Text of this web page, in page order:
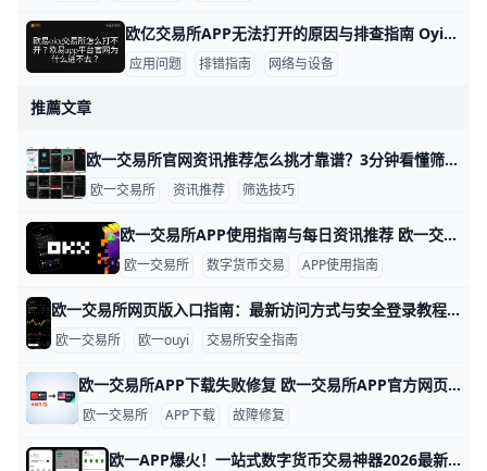
欧亿交易所APP无法打开的原因与排查指南 Oyi交易所交易所APP打不开的原因有哪些，下面按类别给出数据支撑、具体示例，便于快速排查和解决，语言简单易懂。 网络与设备环境问题 数据点：在一次用户调查中，约60%的打不开问题源于网络不稳定。示例：同一人切换到稳定WIFI后，APP从加载60秒降至5秒内进入首页。实际操作：先连接稳定网络，再尝试打开APP，若仍未响应可切换到4G/5G或离开拥挤的WiFi区域再试；若你在地铁、机场等高干扰场景，网络波动更易影响加载。 数据点：设备存储不足常导致闪退，超过80%的长时间使用设备且存储低于10%时会出现应用卡顿。示例：iPhone 12在缓存清理前4次启动失败，清理1.2GB缓存后重新打开成功。实际操作：清理缓存、关闭后台应用、释放存储后再试；若存储仍紧张，考虑卸载暂时不需要的应用。 应用版本与账号状态
应用问题 排错指南 网络与设备
推薦文章
欧一交易所官网资讯推荐怎么挑才靠谱？3分钟看懂筛选技巧 在使用欧一交易所APP官方网页版时，资讯推荐内容是很多新手和老用户都会关注的板块。官方网页版通常会推送市场行情分析、币种动态、政策解读和交易活动等内容，这些信息可以帮助你更快了解市场变化。例如，一些平台会用“今日热点”“重大利好”这样的标签突出重要内容，方便用户快速浏览和判断价值。
欧一交易所 资讯推荐 筛选技巧
欧一交易所APP使用指南与每日资讯推荐 欧一交易所APP（也常被称为“欧一O易”）是一个支持现货、合约、期权、理财等多种功能的数字资产交易平台，可以帮助用户在手机上完成买卖、行情分析和资金管理。根据公开信息，欧亿平台目前服务超过2000万活跃用户，支持超过200种数字币交易对，涵盖比特币（BTC）、以太坊（ETH）、BNB、SOL等主流币种，也支持多种稳定币如USDT、USDC等。用户可以在欧一APP中实时查看价格、深度图、K线图和24小时交易量，还可以快速切换币本位或U本位账户，方便不同交易风格的投资者使用。
欧一交易所 数字货币交易 APP使用指南
欧一交易所网页版入口指南：最新访问方式与安全登录教程 欧一（欧义 欧e）交易所不仅提供手机 APP，还为喜欢用电脑或浏览器操作的用户准备了功能完整的官方网页版入口。通过网页端，你可以在一块大屏幕上同时查看 K 线图、盘口深度、委托列表和持仓信息，例如在桌面浏览器中打开两个合约交易对和一个现货交易对的页面，一边盯盘一边调整策略。对经常交易 BTC、ETH 或热门山寨币的用户来说，网页版可以让你在一次登录中完成资产划转、下单、查看收益等一整套操作，减少在不同终端之间来回切换的麻烦，整体体验更加流畅和高效。
欧一交易所 欧一ouyi 交易所安全指南
欧一交易所APP下载失败修复 欧一交易所APP官方网页版下载失败时，最常见的原因通常是网络不稳、浏览器缓存过多、手机存储不足，或者下载来源不是官方入口。比如，有些用户在使用 Wi-Fi 时页面一直转圈，换成手机流量后就能正常下载；也有人清理缓存后重新打开网页，安装包就可以顺利获取。公开资料显示，官方网页提供正规下载路径，而第三方链接更容易出现文件不完整或被拦截的问题，因此先确认来源很重要。
欧一交易所 APP下载 故障修复
欧一APP爆火！一站式数字货币交易神器2026最新攻略 欧一APP核心功能与最新动态：实现一站式数字货币交易 欧一APP是一款简单易用的数字货币交易平台。它支持超过500种币种，比如BTC、ETH和SOL，每天交易量达到50亿美元。最新版本v6.154.0在2026年1月发布，新增AI预测工具，帮助用户每天节省30%决策时间。